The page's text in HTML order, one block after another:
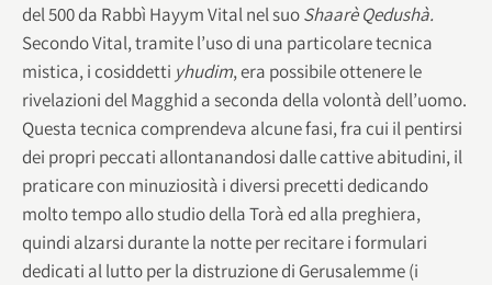
del 500 da Rabbì Hayym Vital nel suoShaarè Qedushà.
Secondo Vital, tramite l’uso di una particolare tecnica
mistica, i cosiddetti yhudim, era possibile ottenere le
rivelazioni del Magghid a seconda della volontà dell’uomo.
Questa tecnica comprendeva alcune fasi, fra cui il pentirsi
dei propri peccati allontanandosi dalle cattive abitudini, il
praticare con minuziosità i diversi precetti dedicando
molto tempo allo studio della Torà ed alla preghiera,
quindi alzarsi durante la notte per recitare i formulari
dedicati al lutto per la distruzione di Gerusalemme (i